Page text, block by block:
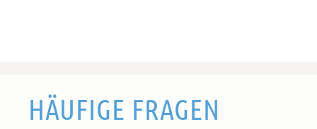
HÄUFIGE FRAGEN